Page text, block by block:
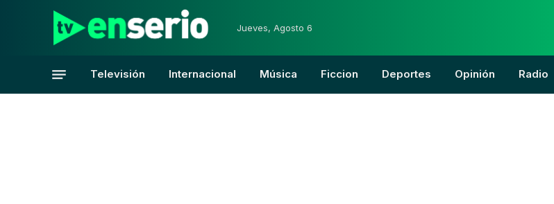
Jueves, Agosto 6
Televisión Internacional Música Ficcion Deportes Opinión Radio